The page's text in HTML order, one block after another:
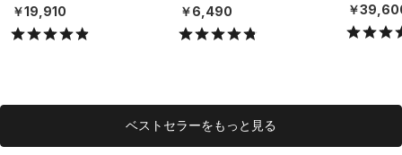
X）
￥19,910
（ライフスタイル/UNISE
X）
￥6,490 ￥
ベストセラーをもっと見る